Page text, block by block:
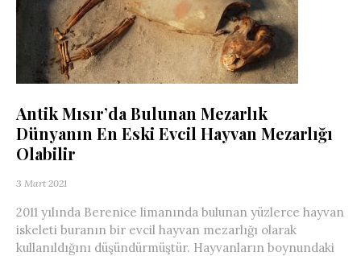
Antik Mısır’da Bulunan Mezarlık
Dünyanın En Eski Evcil Hayvan Mezarlığı
Olabilir
3 Mart 2021
2011 yılında Berenice limanında bulunan yüzlerce hayvan
iskeleti buranın bir evcil hayvan mezarlığı olarak
kullanıldığını düşündürmüştür. Hayvanların boynundaki